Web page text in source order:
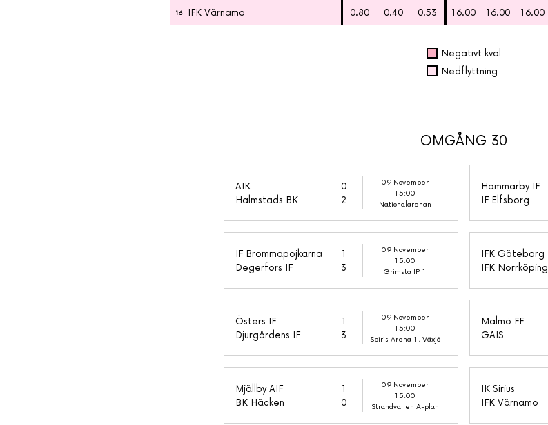
16 IFK Värnamo 0.80 0.40 0.53 16.00 16.00 16.00
Negativt kval
Nedflyttning
OMGÅNG 30
AIK
Halmstads BK
0
2
09 November
15:00
Nationalarenan
Hammarby IF
IF Elfsborg
IF Brommapojkarna
Degerfors IF
1
3
09 November
15:00
Grimsta IP 1
IFK Göteborg
IFK Norrköping
Östers IF
Djurgårdens IF
1
3
09 November
15:00
Spiris Arena 1, Växjö
Malmö FF
GAIS
Mjällby AIF
BK Häcken
1
0
09 November
15:00
Strandvallen A-plan
IK Sirius
IFK Värnamo